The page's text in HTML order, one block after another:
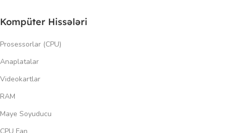
Kompüter Hissələri
Prosessorlar (CPU)
Anaplatalar
Videokartlar
RAM
Maye Soyuducu